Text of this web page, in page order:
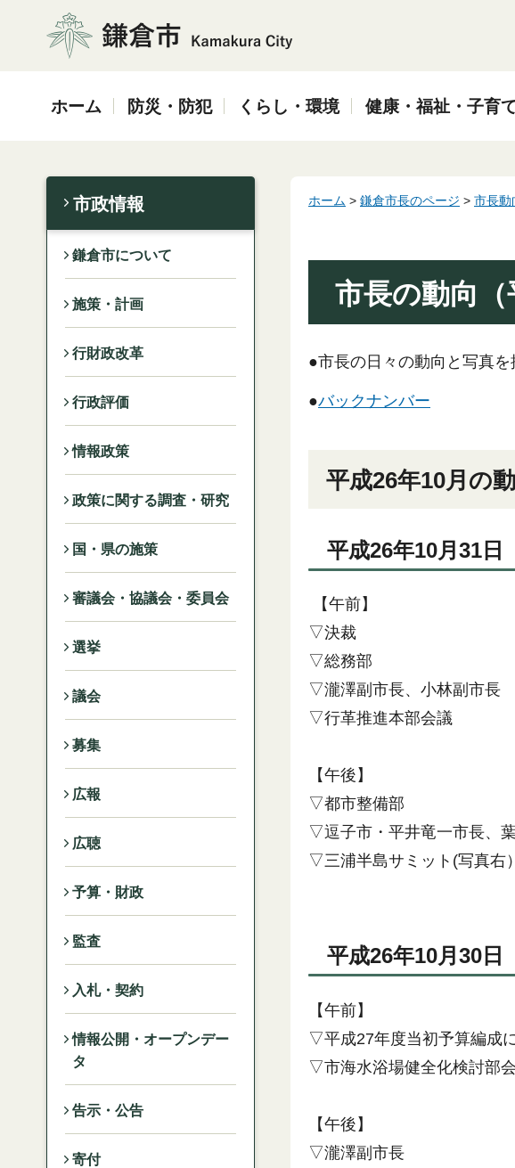
鎌倉市
ホーム 防災・防犯 くらし・環境 健康・福祉・子育
市政情報
鎌倉市について
施策・計画
行財政改革
行政評価
情報政策
政策に関する調査・研究
国・県の施策
審議会・協議会・委員会
選挙
議会
募集
広報
広聴
予算・財政
監査
入札・契約
情報公開・オープンデー
タ
告示・公告
寄付
ホーム > 鎌倉市長のページ > 市長動
市長の動向（
●市長の日々の動向と写真
●バックナンバー
平成26年10月の
平成26年10月31日
【午前】
▽決裁
▽総務部
▽瀧澤副市長、小林副市長
▽行革推進本部会議
【午後】
▽都市整備部
▽逗子市・平井竜一市長、
▽三浦半島サミット(写真右）
平成26年10月30日
【午前】
▽平成27年度当初予算編成
▽市海水浴場健全化検討部会
【午後】
▽瀧澤副市長